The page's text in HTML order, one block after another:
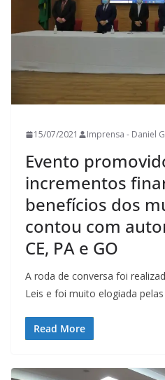
15/07/2021 Imprensa - Daniel
Evento
incrementos
benefícios dos
contou com
CE, PA e GO
A roda de conversa foi
Leis e foi muito elogiada
Read More